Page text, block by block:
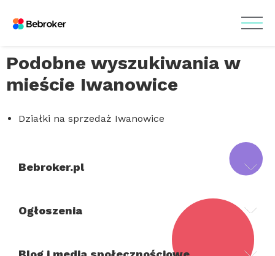
Podobne wyszukiwania w
mieście Iwanowice
Działki na sprzedaż Iwanowice
Bebroker.pl
Ogłoszenia